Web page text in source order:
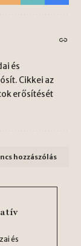
és
Cikkei az
erősítését
hozzászólás
és